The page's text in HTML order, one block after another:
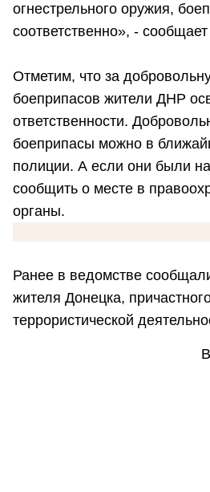
огнестрельного оружия,
соответственно», -
Отметим, что за
боеприпасов жители ДНР
ответственности.
боеприпасы можно в
полиции. А если они были
сообщить о месте в
органы.
Ранее в ведомстве
жителя Донецка,
террористической